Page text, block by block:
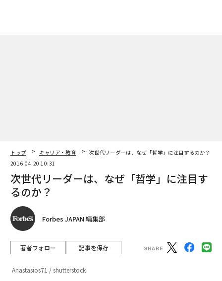
トップ キャリア・教育
次世代リーダーは、なぜ「哲学」に注目するのか？
2016.04.20 10:31
次世代リーダーは、なぜ「哲学」に注目す
るのか？
Forbes JAPAN 編集部
著者フォロー 記事を保存
Anastasios71 / shutterstock